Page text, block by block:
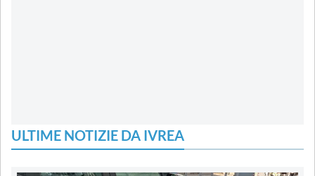
ULTIME NOTIZIE DA IVREA